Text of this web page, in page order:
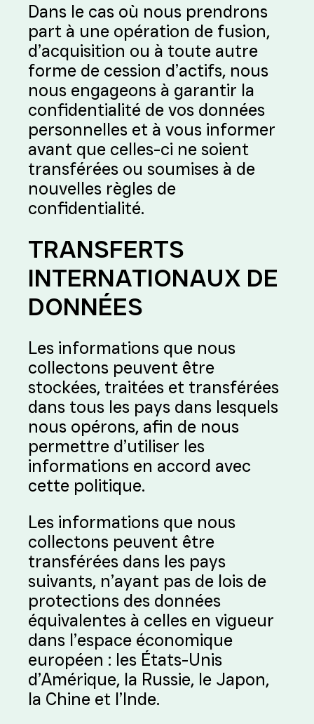
Dans le cas où nous prendrons
part à une opération de fusion,
d’acquisition ou à toute autre
forme de cession d’actifs, nous
nous engageons à garantir la
confidentialité de vos données
personnelles et à vous informer
avant que celles-ci ne soient
transférées ou soumises à de
nouvelles règles de
confidentialité.
TRANSFERTS
INTERNATIONAUX DE
DONNÉES
Les informations que nous
collectons peuvent être
stockées, traitées et transférées
dans tous les pays dans lesquels
nous opérons, afin de nous
permettre d’utiliser les
informations en accord avec
cette politique.
Les informations que nous
collectons peuvent être
transférées dans les pays
suivants, n’ayant pas de lois de
protections des données
équivalentes à celles en vigueur
dans l’espace économique
européen : les États-Unis
d’Amérique, la Russie, le Japon,
la Chine et l’Inde.